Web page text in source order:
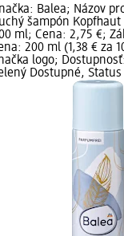
Balea; Názov
šampón Kopfhaut
ml; Cena: 2,75 €;
200 ml (1,38 € za
logo;
Dostupné, Status